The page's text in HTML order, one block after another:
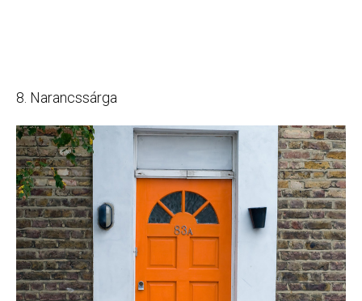
8. Narancssárga